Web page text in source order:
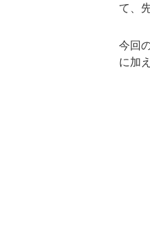
て、
今回
に加